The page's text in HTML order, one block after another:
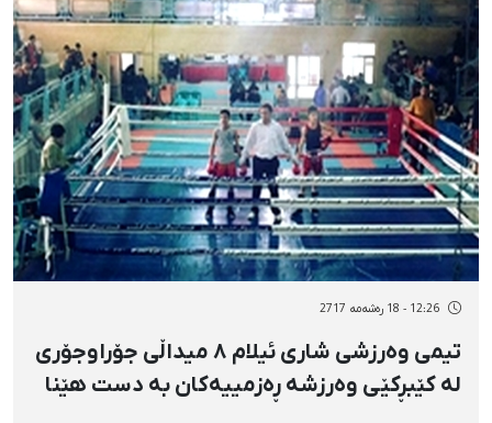
12:26 - 18 رەشەمه 2717
تیمی وەرزشی شاری ئیلام ٨ میداڵی جۆراوجۆری
لە کێبڕکێی وەرزشە ڕەزمییەکان بە دست هێنا